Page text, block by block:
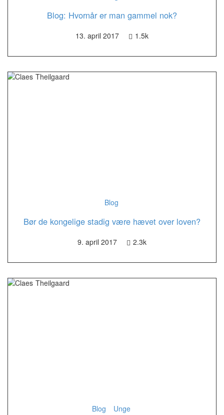
Blog: Hvornår er man gammel nok?
13. april 2017 1.5k
Blog
Bør de kongelige stadig være hævet over loven?
9. april 2017 2.3k
Blog Unge